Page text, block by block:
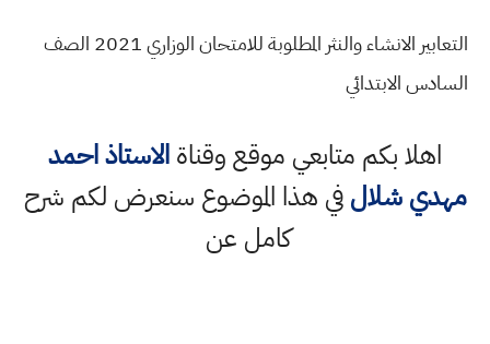
التعابير الانشاء والنثر المطلوبة للامتحان الوزاري 2021 الصف
السادس الابتدائي
اهلا بكم متابعي موقع وقناةالاستاذ احمد
مهدي شلالفي هذا الموضوع سنعرض لكم شرح
كامل عن